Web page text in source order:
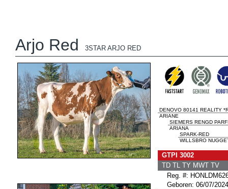
Arjo Red 3STAR ARJO RED
DENOVO 80141 REALITY
ARIANE
SIEMERS RENGD
ARIANA
SPARK-RED
WILLSBRO
GTPI 3002
TD TL TY MWT TV
Reg. #:
Geboren: 06/07/2024